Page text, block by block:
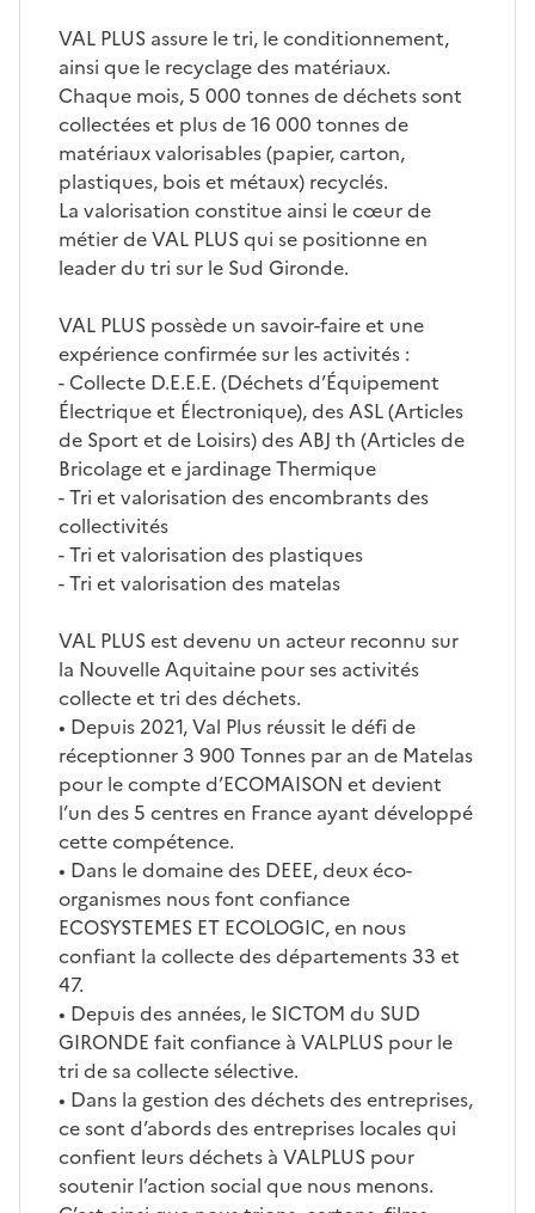
VAL PLUS assure le tri, le conditionnement,
ainsi que le recyclage des matériaux.
Chaque mois, 5 000 tonnes de déchets sont
collectées et plus de 16 000 tonnes de
matériaux valorisables (papier, carton,
plastiques, bois et métaux) recyclés.
La valorisation constitue ainsi le cœur de
métier de VAL PLUS qui se positionne en
leader du tri sur le Sud Gironde.
VAL PLUS possède un savoir-faire et une
expérience confirmée sur les activités :
- Collecte D.E.E.E. (Déchets d’Équipement
Électrique et Électronique), des ASL (Articles
de Sport et de Loisirs) des ABJ th (Articles de
Bricolage et e jardinage Thermique
- Tri et valorisation des encombrants des
collectivités
- Tri et valorisation des plastiques
- Tri et valorisation des matelas
VAL PLUS est devenu un acteur reconnu sur
la Nouvelle Aquitaine pour ses activités
collecte et tri des déchets.
• Depuis 2021, Val Plus réussit le défi de
réceptionner 3 900 Tonnes par an de Matelas
pour le compte d’ECOMAISON et devient
l’un des 5 centres en France ayant développé
cette compétence.
• Dans le domaine des DEEE, deux éco-
organismes nous font confiance
ECOSYSTEMES ET ECOLOGIC, en nous
confiant la collecte des départements 33 et
47.
• Depuis des années, le SICTOM du SUD
GIRONDE fait confiance à VALPLUS pour le
tri de sa collecte sélective.
• Dans la gestion des déchets des entreprises,
ce sont d’abords des entreprises locales qui
confient leurs déchets à VALPLUS pour
soutenir l’action social que nous menons.